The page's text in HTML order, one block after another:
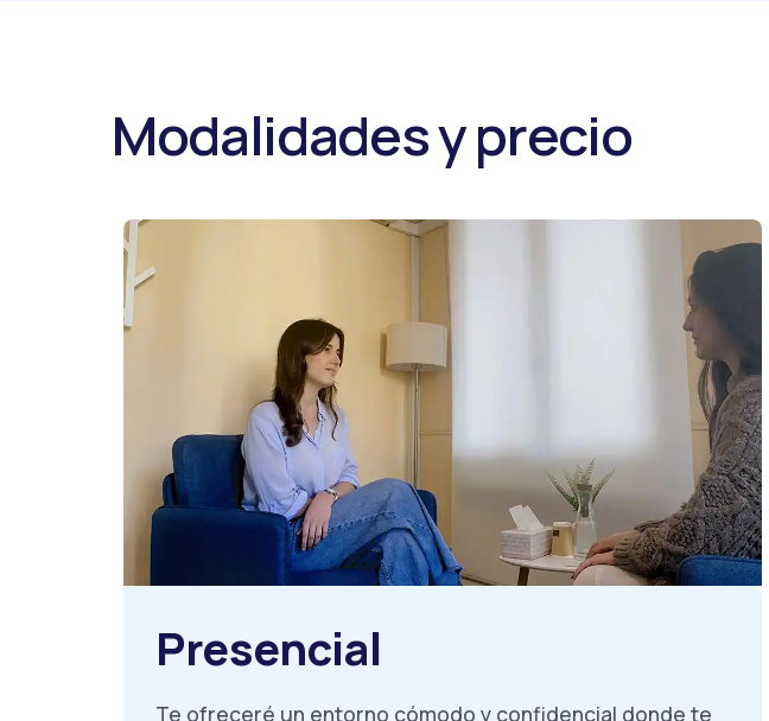
Modalidades y precio
Presencial
Te ofreceré un entorno cómodo y confidencial donde te